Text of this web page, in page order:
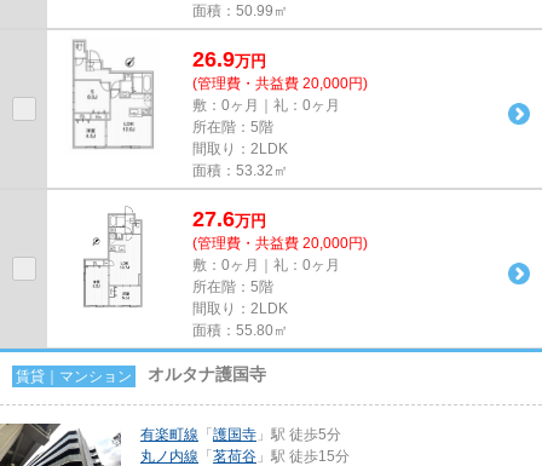
面積：50.99㎡
26.9万円
(管理費・共益費 20,000円)
敷：0ヶ月｜礼：0ヶ月
所在階：5階
間取り：2LDK
面積：53.32㎡
27.6万円
(管理費・共益費 20,000円)
敷：0ヶ月｜礼：0ヶ月
所在階：5階
間取り：2LDK
面積：55.80㎡
賃貸｜マンション オルタナ護国寺
有楽町線 「 護国寺 」駅 徒歩5分
丸ノ内線 「 茗荷谷 」駅 徒歩15分